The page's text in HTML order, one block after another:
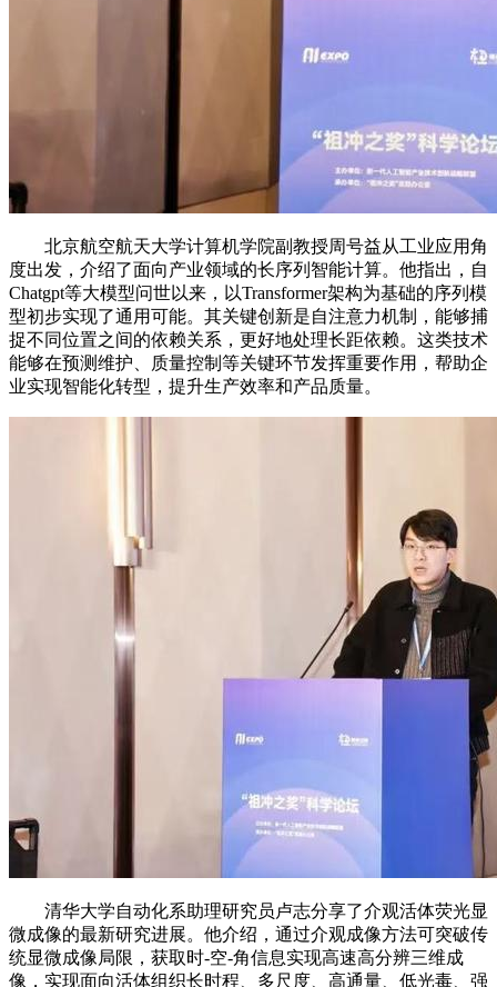
北京航空航天大学计算机学院副教授周号益从工业应用角
度出发，介绍了面向产业领域的长序列智能计算。他指出，自
Chatgpt等大模型问世以来，以Transformer架构为基础的序列模
型初步实现了通用可能。其关键创新是自注意力机制，能够捕
捉不同位置之间的依赖关系，更好地处理长距依赖。这类技术
能够在预测维护、质量控制等关键环节发挥重要作用，帮助企
业实现智能化转型，提升生产效率和产品质量。
清华大学自动化系助理研究员卢志分享了介观活体荧光显
微成像的最新研究进展。他介绍，通过介观成像方法可突破传
统显微成像局限，获取时-空-角信息实现高速高分辨三维成
像，实现面向活体组织长时程、多尺度、高通量、低光毒、强